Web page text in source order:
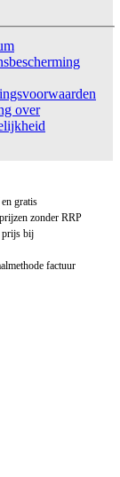
over
gratis
zonder RRP
prijs bij
factuur